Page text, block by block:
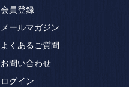
会員登録
メールマガジン
よくあるご質問
お問い合わせ
ログイン